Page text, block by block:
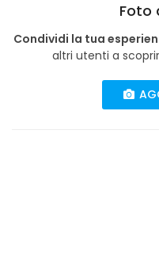
Foto
Condividi la tua
altri utenti a